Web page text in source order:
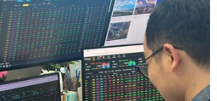
đã thiệt mạng do mưa lũ